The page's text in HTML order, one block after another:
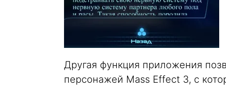
Другая функция приложения
персонажей Mass Effect 3, с